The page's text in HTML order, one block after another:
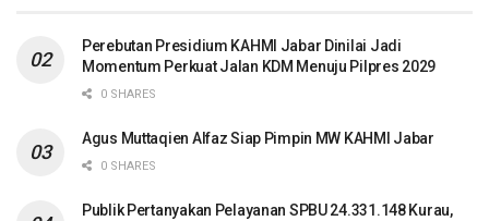
Perebutan Presidium KAHMI Jabar Dinilai Jadi
Momentum Perkuat Jalan KDM Menuju Pilpres 2029
0 SHARES
Agus Muttaqien Alfaz Siap Pimpin MW KAHMI Jabar
0 SHARES
Publik Pertanyakan Pelayanan SPBU 24.331.148 Kurau,